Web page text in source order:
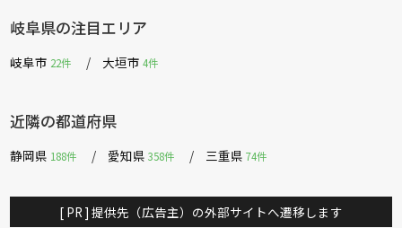
岐阜県の注目エリア
岐阜市 22件 大垣市4件
近隣の都道府県
静岡県 188件 愛知県358件 三重県74件
[ PR ] 提供先（広告主）の外部サイトへ遷移します